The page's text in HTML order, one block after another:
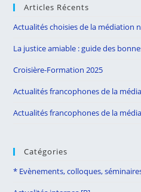
Articles Récents
Actualités choisies de la médiation
La justice amiable : guide des
Croisière-Formation 2025
Actualités francophones de la
Actualités francophones de la
Catégories
* Evènements, colloques,